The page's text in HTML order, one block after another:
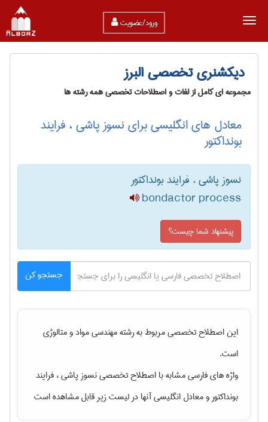
ورود/عضویت
دیکشنری تخصصی البرز
مجموعه ای کامل از لغات و اصطلاحات تخصصی همه رشته ها
معادل های انگلیسی برای نسوز پاشی ، فرایند
بونداکتور
نسوز پاشی ، فرایند بونداکتور
bondactor process
پیشنهاد شما چیست؟
جستجو کن
این اصطلاح تخصصی مربوط به رشتهمهندسی مواد و متالوژی
است.
واژه های فارسی مشابه با اصطلاح تخصصینسوز پاشی ، فرایند
بونداکتورو معادل انگلیسی آنها در لیست زیر قابل مشاهده است